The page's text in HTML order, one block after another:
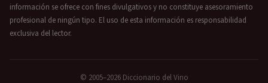
información se ofrece con fines divulgativos y no constituye asesoramiento
profesional de ningún tipo. El uso de esta información es responsabilidad
exclusiva del lector.
© 2005–2026 Diccionario del Vino